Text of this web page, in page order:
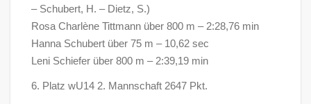
– Schubert, H. – Dietz, S.)
Rosa Charlène Tittmann über 800 m – 2:28,76 min
Hanna Schubert über 75 m – 10,62 sec
Leni Schiefer über 800 m – 2:39,19 min
6. Platz wU14 2. Mannschaft 2647 Pkt.